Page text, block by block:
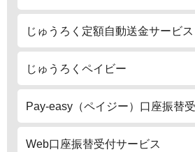
じゅうろく定額自動送金サービス
じゅうろくペイビー
Pay-easy（ペイジー）口座振替
Web口座振替受付サービス